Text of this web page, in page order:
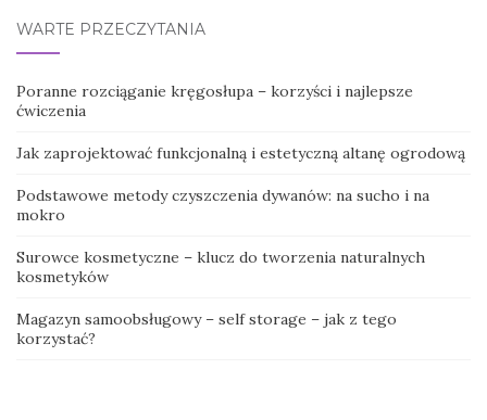
WARTE PRZECZYTANIA
Poranne rozciąganie kręgosłupa – korzyści i najlepsze
ćwiczenia
Jak zaprojektować funkcjonalną i estetyczną altanę ogrodową
Podstawowe metody czyszczenia dywanów: na sucho i na
mokro
Surowce kosmetyczne – klucz do tworzenia naturalnych
kosmetyków
Magazyn samoobsługowy – self storage – jak z tego
korzystać?